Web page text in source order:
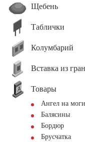
Щебень
Таблички
Колумбарий
Вставка из
Товары
Ангел на
Балясины
Бордюр
Брусчатка